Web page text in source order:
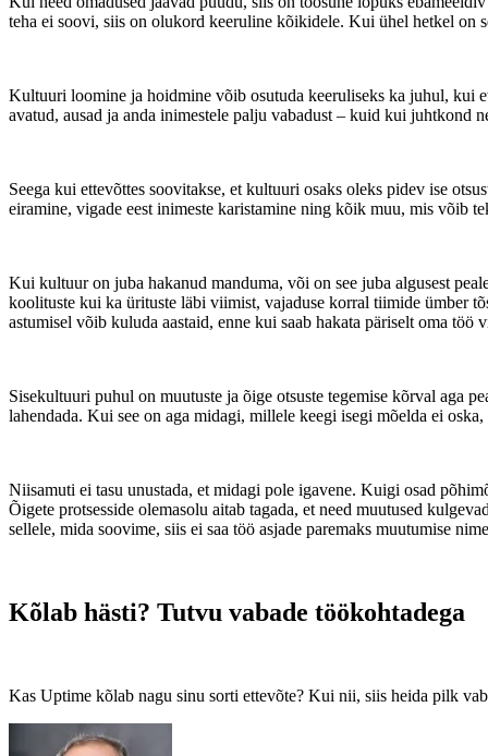
teha ei soovi, siis on olukord keeruline kõikidele. Kui ühel hetkel
Kultuuri loomine ja hoidmine võib osutuda keeruliseks ka juhul, kui
avatud, ausad ja anda inimestele palju vabadust – kuid kui juhtkond
Seega kui ettevõttes soovitakse, et kultuuri osaks oleks pidev ise
eiramine, vigade eest inimeste karistamine ning kõik muu, mis võib
Kui kultuur on juba hakanud manduma, või on see juba algusest
koolituste kui ka ürituste läbi viimist, vajaduse korral tiimide ümber
astumisel võib kuluda aastaid, enne kui saab hakata päriselt oma töö
Sisekultuuri puhul on muutuste ja õige otsuste tegemise kõrval aga
lahendada. Kui see on aga midagi, millele keegi isegi mõelda ei
Niisamuti ei tasu unustada, et midagi pole igavene. Kuigi osad
Õigete protsesside olemasolu aitab tagada, et need muutused
sellele, mida soovime, siis ei saa töö asjade paremaks muutumise
Kõlab hästi? Tutvu vabade töökohtadega
Kas Uptime kõlab nagu sinu sorti ettevõte? Kui nii, siis heida pilk